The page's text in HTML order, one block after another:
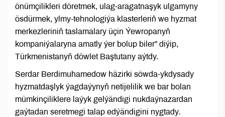
önümçilikleri döretmek, ulag-aragatnaşyk ulgamyny
ösdürmek, ylmy-tehnologiýa klasterleriň we hyzmat
merkezleriniň taslamalary üçin Ýewropanyň
kompaniýalaryna amatly ýer bolup biler” diýip,
Türkmenistanyň döwlet Baştutany aýtdy.
Serdar Berdimuhamedow häzirki söwda-ykdysady
hyzmatdaşlyk ýagdaýynyň netijelilik we bar bolan
mümkinçiliklere laýyk gelýändigi nukdaýnazardan
gaýtadan seretmegi talap edýändigini nygtady.